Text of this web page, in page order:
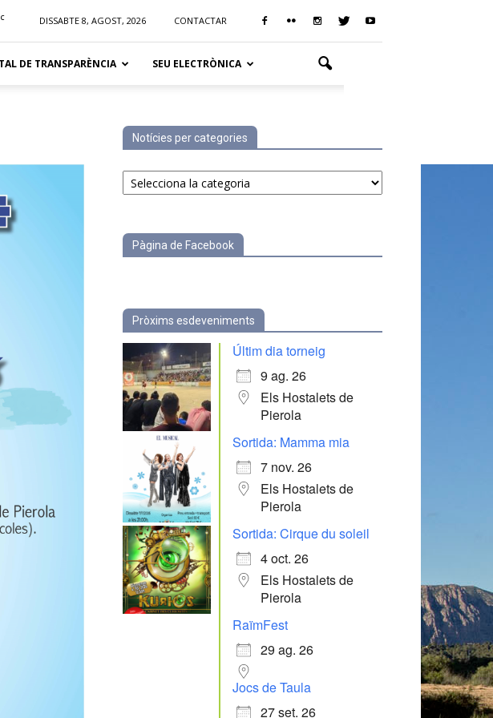
C DISSABTE 8, AGOST, 2026 CONTACTAR
DE TRANSPARÈNCIA SEU ELECTRÒNICA
Notícies per categories
Notícies
per
Pàgina de Facebook
Pròxims esdeveniments
Últim dia torneig
9 ag. 26
Els Hostalets de
Pierola
Sortida: Mamma mia
7 nov. 26
Els Hostalets de
Pierola
Sortida: Cirque du soleil
4 oct. 26
Els Hostalets de
Pierola
RaïmFest
29 ag. 26
Jocs de Taula
27 set. 26